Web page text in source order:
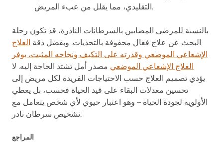
التقليدي، مما يقلل من عبء المريض.
بالنسبة للمرضى المصابين بالسرطانات النادرة، قد تكون رحلة
البحث عن علاج فعال محفوفة بالتحديات. وبفضل دقة العلاج
الإشعاعي الموضعي وقدرته على التكيف ونجاحه المثبت، يوفر
العلاج الإشعاعي الموضعي مصدر أمل تشتد الحاجة إليه. لا
يؤدي تصميم العلاج حسب الاحتياجات الفريدة لكل مريض إلى
تحسين معدلات البقاء على قيد الحياة فحسب، بل يعطي
الأولوية لجودة الحياة – وهو اعتبار حيوي لأي شخص يتعامل مع
تشخيص سرطان نادر.
المراجع